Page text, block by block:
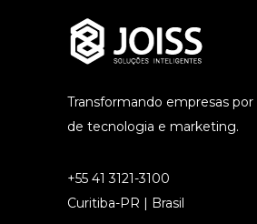
Transformando empresas
de tecnologia e marketing.
+55 41 3121-3100
Curitiba-PR | Brasil